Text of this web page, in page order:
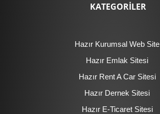
KATEGORİLER
Hazır Kurumsal Web Site
Hazır Emlak Sitesi
Hazır Rent A Car Sitesi
Hazır Dernek Sitesi
Hazır E-Ticaret Sitesi